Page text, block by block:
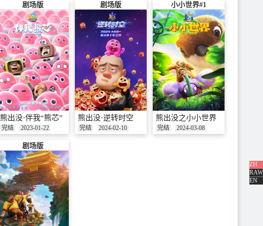
ZH
RAW
EN
剧场版
熊出没·伴我“熊芯”
完结 2023-01-22
剧场版
熊出没·逆转时空
完结 2024-02-10
小小世界#1
熊出没之小小世界
完结 2024-03-08
剧场版